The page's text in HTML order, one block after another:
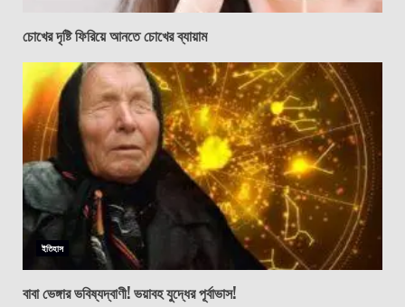
চোখের দৃষ্টি ফিরিয়ে আনতে চোখের ব্যায়াম
ইতিহাস
বাবা ভেঙ্গার ভবিষ্যদ্বাণী! ভয়াবহ যুদ্ধের পূর্বাভাস!